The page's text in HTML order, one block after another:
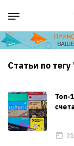
Статьи по
Топ-